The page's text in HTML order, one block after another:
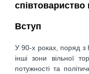
Вступ
У 90-х роках, поряд
інші зони вільної
потужності та